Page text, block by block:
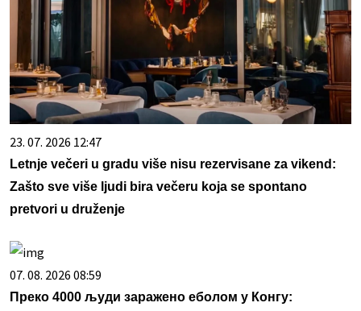
23. 07. 2026 12:47
Letnje večeri u gradu više nisu rezervisane za vikend:
Zašto sve više ljudi bira večeru koja se spontano
pretvori u druženje
07. 08. 2026 08:59
Преко 4000 људи заражено еболом у Конгу: